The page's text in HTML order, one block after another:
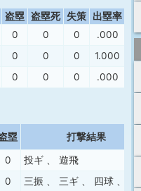
盗塁 盗塁死 失策 出塁率
0 0 0 .000
0 0 0 1.000
0 0 0 .000
塁 打撃結果
0 投ギ
遊飛
0 三振 三ギ 四球